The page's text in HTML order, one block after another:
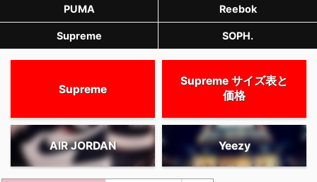
PUMA Reebok
Supreme SOPH.
Supreme
Supreme サイズ表と
価格
AIR JORDAN Yeezy